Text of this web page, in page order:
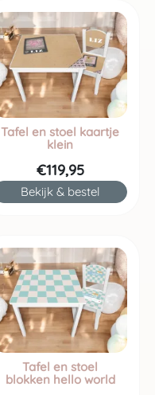
Tafel en stoel kaartje
klein
€119,95
Bekijk & bestel
Tafel en stoel
blokken hello world